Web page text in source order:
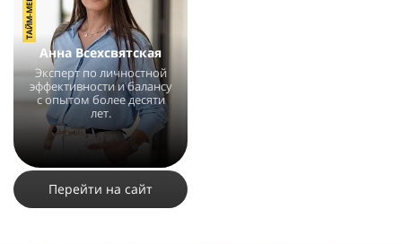
Анна Всехсвятская
Эксперт по личностной
эффективности и балансу
с опытом более десяти
лет.
Перейти на сайт